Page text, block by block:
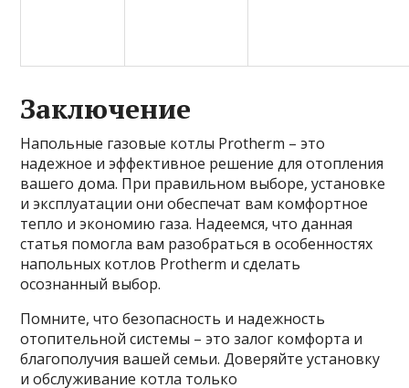
Заключение
Напольные газовые котлы Protherm – это
надежное и эффективное решение для отопления
вашего дома. При правильном выборе, установке
и эксплуатации они обеспечат вам комфортное
тепло и экономию газа. Надеемся, что данная
статья помогла вам разобраться в особенностях
напольных котлов Protherm и сделать
осознанный выбор.
Помните, что безопасность и надежность
отопительной системы – это залог комфорта и
благополучия вашей семьи. Доверяйте установку
и обслуживание котла только